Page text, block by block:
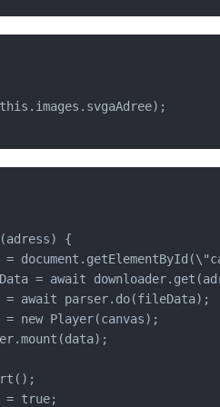
{
=
= await
= await parser.do(fileData);
= new Player(canvas);
= true;